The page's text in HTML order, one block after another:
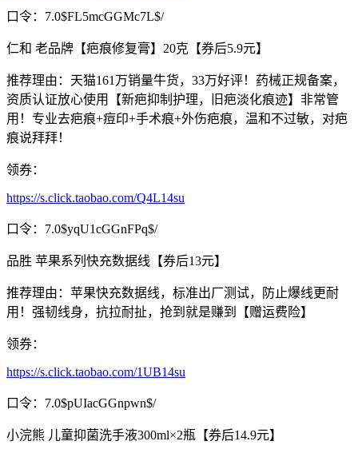
口令：7.0$FL5mcGGMc7L$/
仁和 老品牌【疤痕修复膏】20克【券后5.9元】
推荐理由：天猫161万销量牛货，33万好评！药械正规备案，
资质认证放心使用【新疤抑制护理，旧疤淡化痕迹】非常管
用！专业去疤痕+痘印+手术痕+外伤疤痕，温和不过敏，对疤
痕说拜拜！
领券：
https://s.click.taobao.com/Q4L14su
口令：7.0$yqU1cGGnFPq$/
品胜 苹果系列快充数据线【券后13元】
推荐理由：苹果快充数据线，标准出厂测试，防止爆线更耐
用！强韧线身，抗拉耐扯，抢到就是赚到【赠运费险】
领券：
https://s.click.taobao.com/1UB14su
口令：7.0$pUIacGGnpwn$/
小浣熊 儿童抑菌洗手液300ml×2瓶【券后14.9元】